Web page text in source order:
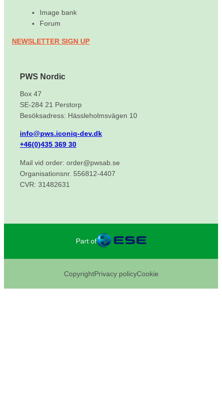
Image bank
Forum
NEWSLETTER SIGN UP
PWS Nordic
Box 47
SE-284 21 Perstorp
Besöksadress: Hässleholmsvägen 10
info@pws.iconiq-dev.dk
+46(0)435 369 30
Mail vid order: order@pwsab.se
Organisationsnr. 556812-4407
CVR: 31482631
Part of
CopyrightPrivacy policyCookie